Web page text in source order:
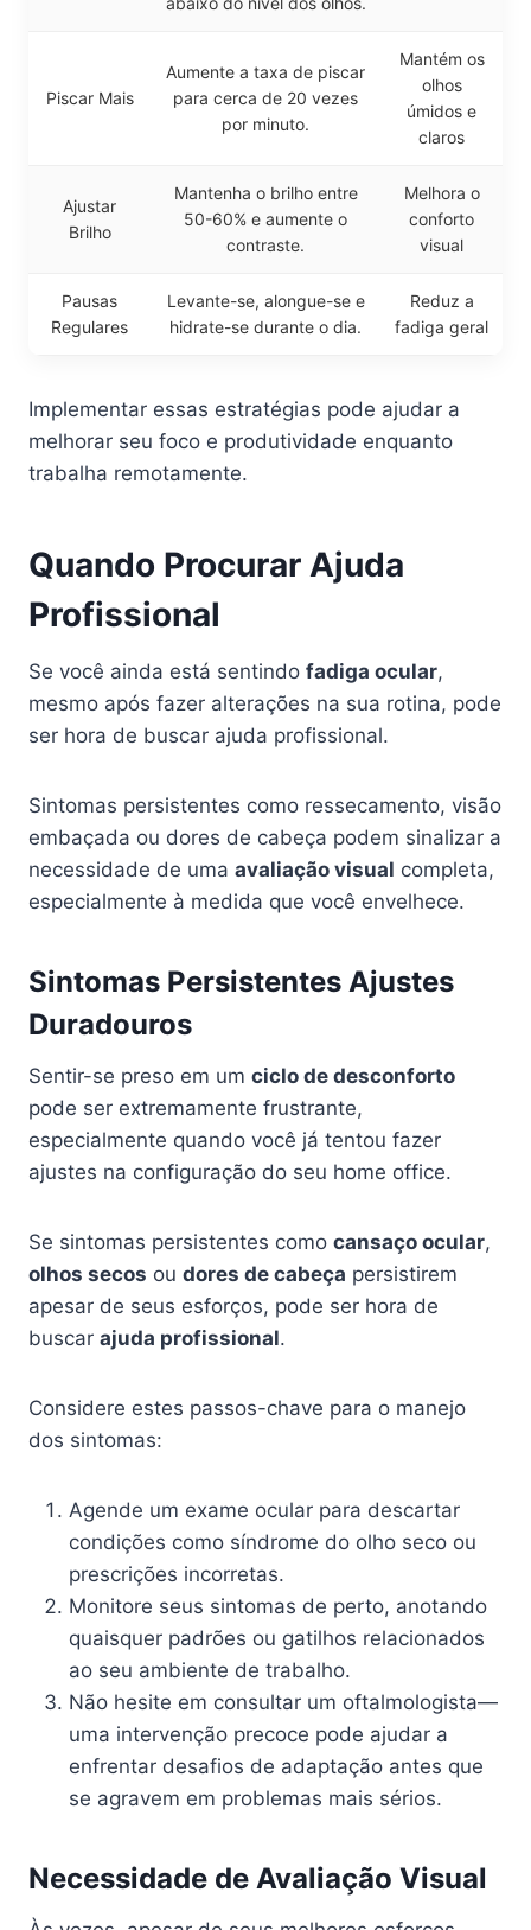
Piscar Mais
Aumente a taxa de piscar
para cerca de 20 vezes
por minuto.
Mantém os
olhos
úmidos e
claros
Ajustar
Brilho
Mantenha o brilho entre
50-60% e aumente o
contraste.
Melhora o
conforto
visual
Pausas
Regulares
Levante-se, alongue-se e
hidrate-se durante o dia.
Reduz a
fadiga geral
Implementar essas estratégias pode ajudar a
melhorar seu foco e produtividade enquanto
trabalha remotamente.
Quando Procurar Ajuda
Profissional
Se você ainda está sentindo fadiga ocular,
mesmo após fazer alterações na sua rotina, pode
ser hora de buscar ajuda profissional.
Sintomas persistentes como ressecamento, visão
embaçada ou dores de cabeça podem sinalizar a
necessidade de uma avaliação visual completa,
especialmente à medida que você envelhece.
Sintomas Persistentes Ajustes
Duradouros
Sentir-se preso em um ciclo de desconforto
pode ser extremamente frustrante,
especialmente quando você já tentou fazer
ajustes na configuração do seu home office.
Se sintomas persistentes como cansaço ocular,
olhos secos ou dores de cabeça persistirem
apesar de seus esforços, pode ser hora de
buscar ajuda profissional.
Considere estes passos-chave para o manejo
dos sintomas:
Agende um exame ocular para descartar
condições como síndrome do olho seco ou
prescrições incorretas.
Monitore seus sintomas de perto, anotando
quaisquer padrões ou gatilhos relacionados
ao seu ambiente de trabalho.
Não hesite em consultar um oftalmologista—
uma intervenção precoce pode ajudar a
enfrentar desafios de adaptação antes que
se agravem em problemas mais sérios.
Necessidade de Avaliação Visual